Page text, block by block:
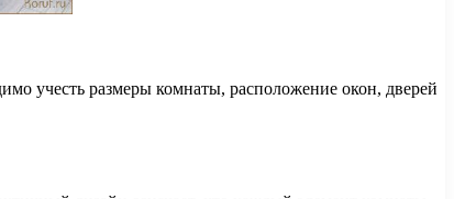
учесть размеры комнаты, расположение окон, дверей